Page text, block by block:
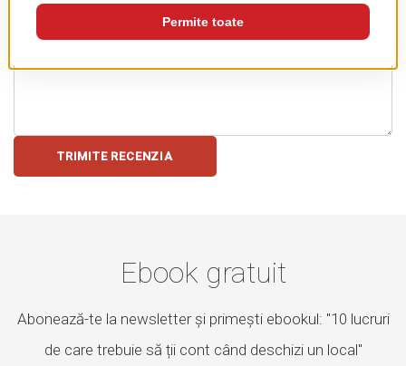
RECENZIE
TRIMITE RECENZIA
Ebook gratuit
Abonează-te la newsletter și primești ebookul: "10 lucruri
de care trebuie să ții cont când deschizi un local"